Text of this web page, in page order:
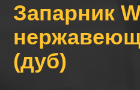
Запарник
(дуб)